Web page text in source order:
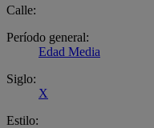
Calle:
Período general:
Edad Media
Siglo:
X
Estilo: